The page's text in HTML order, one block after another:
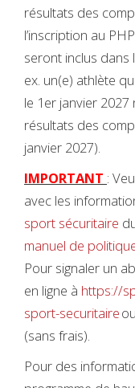
résultats des
l’inscription au
seront inclus dans
ex. un(e) athlète
le 1er janvier
résultats des
janvier 2027).
IMPORTANT :
avec les
sport sécuritaire
manuel de
Pour signaler un
en ligne à https://
sport-securitaire
(sans frais).
Pour des